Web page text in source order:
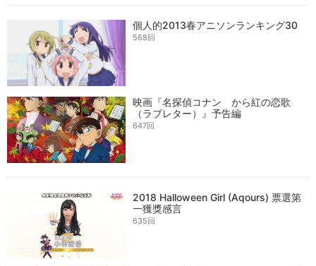
個人的2013春アニソンランキング30
568回
映画『名探偵コナン から紅の恋歌
（ラブレター）』予告編
647回
2018 Halloween Girl (Aqours) 票選第
一獲獎感言
635回